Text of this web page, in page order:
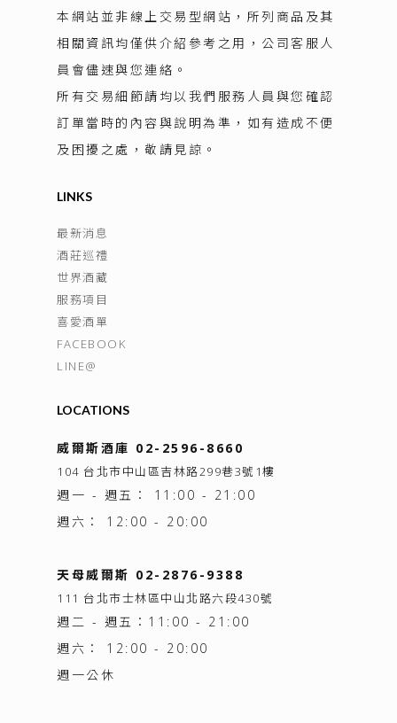
本網站並非線上交易型網站，所列商品及其
相關資訊均僅供介紹參考之用，公司客服人
員會儘速與您連絡。
所有交易細節請均以我們服務人員與您確認
訂單當時的內容與說明為準，如有造成不便
及困擾之處，敬請見諒。
LINKS
最新消息
酒莊巡禮
世界酒藏
服務項目
喜愛酒單
FACEBOOK
LINE@
LOCATIONS
威爾斯酒庫 02-2596-8660
104 台北市中山區吉林路299巷3號1樓
週一 - 週五： 11:00 - 21:00
週六： 12:00 - 20:00
天母威爾斯 02-2876-9388
111 台北市士林區中山北路六段430號
週二 - 週五：11:00 - 21:00
週六： 12:00 - 20:00
週一公休